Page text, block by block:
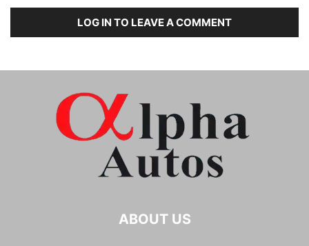
LOG IN TO LEAVE A COMMENT
ABOUT US